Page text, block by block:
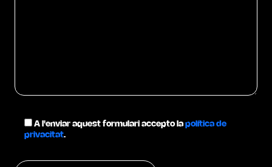
A l'enviar aquest formulari accepto la política de
privacitat.